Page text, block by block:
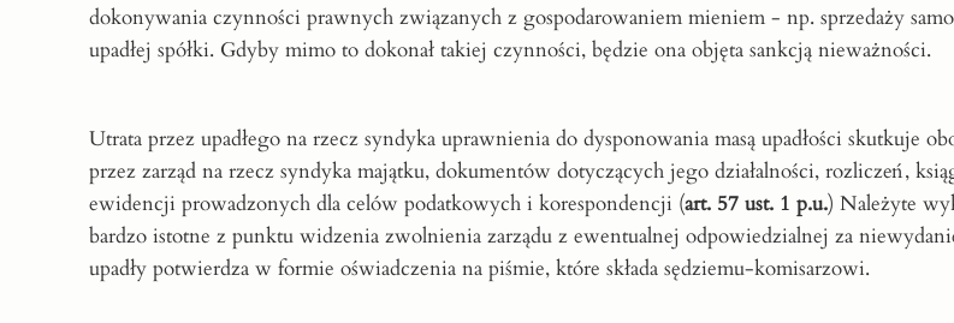
dokonywania czynności prawnych związanych z gospodarowaniem mieniem - np. sprzedaży
upadłej spółki. Gdyby mimo to dokonał takiej czynności, będzie ona objęta sankcją nieważności.
Utrata przez upadłego na rzecz syndyka uprawnienia do dysponowania masą upadłości skutkuje
przez zarząd na rzecz syndyka majątku, dokumentów dotyczących jego działalności, rozliczeń,
ewidencji prowadzonych dla celów podatkowych i korespondencji (art. 57 ust. 1 p.u.) Należyte
bardzo istotne z punktu widzenia zwolnienia zarządu z ewentualnej odpowiedzialnej za
upadły potwierdza w formie oświadczenia na piśmie, które składa sędziemu-komisarzowi.